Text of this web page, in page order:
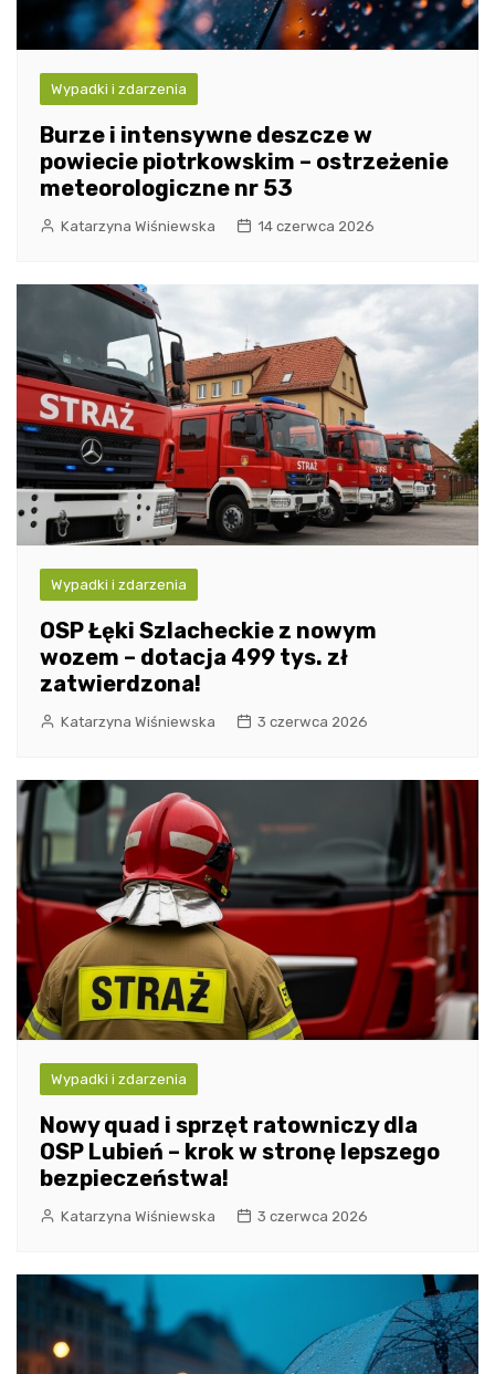
Wypadki i zdarzenia
Burze i intensywne deszcze w
powiecie piotrkowskim – ostrzeżenie
meteorologiczne nr 53
Katarzyna Wiśniewska 14 czerwca 2026
Wypadki i zdarzenia
OSP Łęki Szlacheckie z nowym
wozem – dotacja 499 tys. zł
zatwierdzona!
Katarzyna Wiśniewska 3 czerwca 2026
Wypadki i zdarzenia
Nowy quad i sprzęt ratowniczy dla
OSP Lubień – krok w stronę lepszego
bezpieczeństwa!
Katarzyna Wiśniewska 3 czerwca 2026